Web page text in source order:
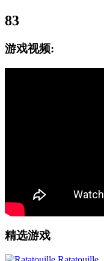
83
游戏视频:
精选游戏